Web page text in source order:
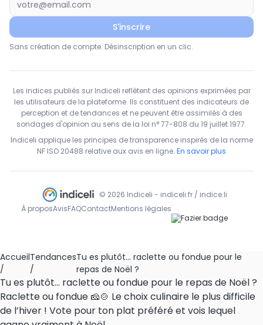
S'inscrire
Sans création de compte. Désinscription en un clic.
Les indices publiés sur Indiceli reflètent des opinions exprimées par
les utilisateurs de la plateforme. Ils constituent des indicateurs de
perception et de tendances et ne peuvent être assimilés à des
sondages d'opinion au sens de la loi n° 77-808 du 19 juillet 1977.
Indiceli applique les principes de transparence inspirés de la norme
NF ISO 20488 relative aux avis en ligne. En savoir plus
© 2026 Indiceli - indiceli.fr / indice.li
À proposAvisFAQContactMentions légales
Accueil
/
Tendances
/
Tu es plutôt... raclette ou fondue pour le
repas de Noël ?
Tu es plutôt... raclette ou fondue pour le repas de Noël ?
Raclette ou fondue 🧀🍲 Le choix culinaire le plus difficile
de l’hiver ! Vote pour ton plat préféré et vois lequel